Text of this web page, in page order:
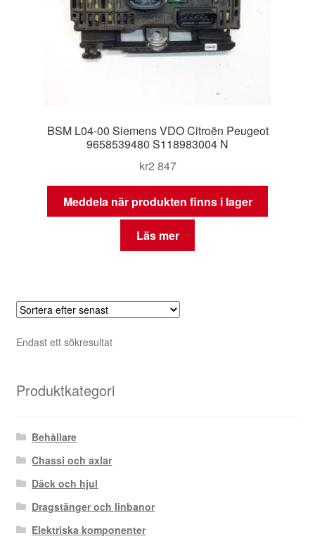
BSM L04-00 Siemens VDO Citroën Peugeot
9658539480 S118983004 N
kr2 847
Meddela när produkten finns i lager
Läs mer
Endast ett sökresultat
Produktkategori
Behållare
Chassi och axlar
Däck och hjul
Dragstänger och linbanor
Elektriska komponenter